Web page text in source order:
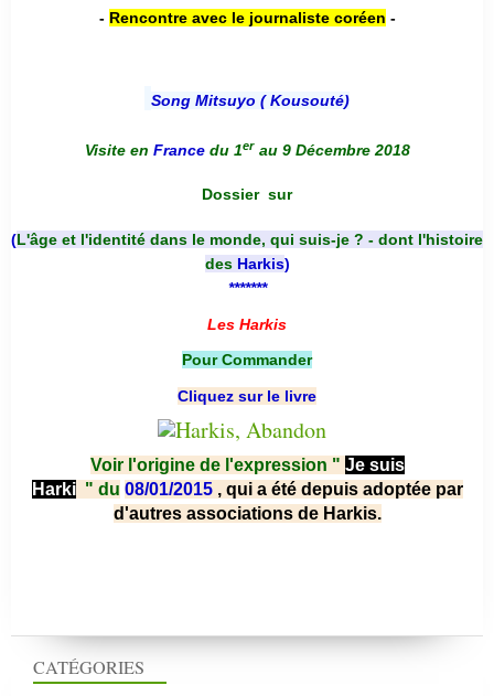
CATÉGORIES
- Rencontre avec le journaliste coréen -
Song Mitsuyo ( Kousouté)
Visite en France du 1er au 9 Décembre 2018
Dossier sur
(L'âge et l'identité dans le monde, qui suis-je ? - dont l'histoire
des Harkis)
*******
Les Harkis
Pour Commander
Cliquez sur le livre
Voir l'origine de l'expression " Je suis
Harki " du 08/01/2015 , qui a été depuis adoptée par
d'autres associations de Harkis.